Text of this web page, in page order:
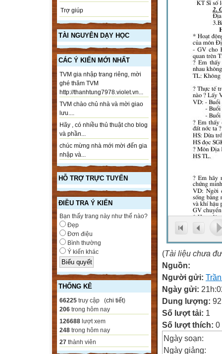
Trợ giúp
TÀI NGUYÊN DẠY HỌC
CÁC Ý KIẾN MỚI NHẤT
TVM gia nhập trang riêng, mời
ghé thăm TVM
http://thanhtung7978.violet.vn...
TVM chào chủ nhà và mời giao
lưu....
Hãy , có nhiều thủ thuật cho blog
và phần...
chúc mừng nhà mới mời đến gia
nhập và...
HỖ TRỢ TRỰC TUYẾN
ĐIỀU TRA Ý KIẾN
Bạn thấy trang này như thế nào?
Đẹp
Đơn điệu
Bình thường
Ý kiến khác
THỐNG KÊ
66225 truy cập (chi tiết)
206 trong hôm nay
126688 lượt xem
248 trong hôm nay
27 thành viên
(Tài liệu chưa
Nguồn:
Người gửi:
Ngày gửi:
Dung lượng:
Số lượt tải: 1
Số lượt thích: 0
Ngày soạn:
Ngày giảng: